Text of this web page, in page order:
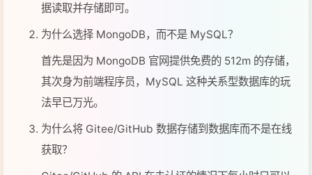
据读取并存储即可。
为什么选择 MongoDB，而不是 MySQL？
首先是因为 MongoDB 官网提供免费的 512m 的存储，
其次身为前端程序员，MySQL 这种关系型数据库的玩
法早已万光。
为什么将 Gitee/GitHub 数据存储到数据库而不是在线
获取？